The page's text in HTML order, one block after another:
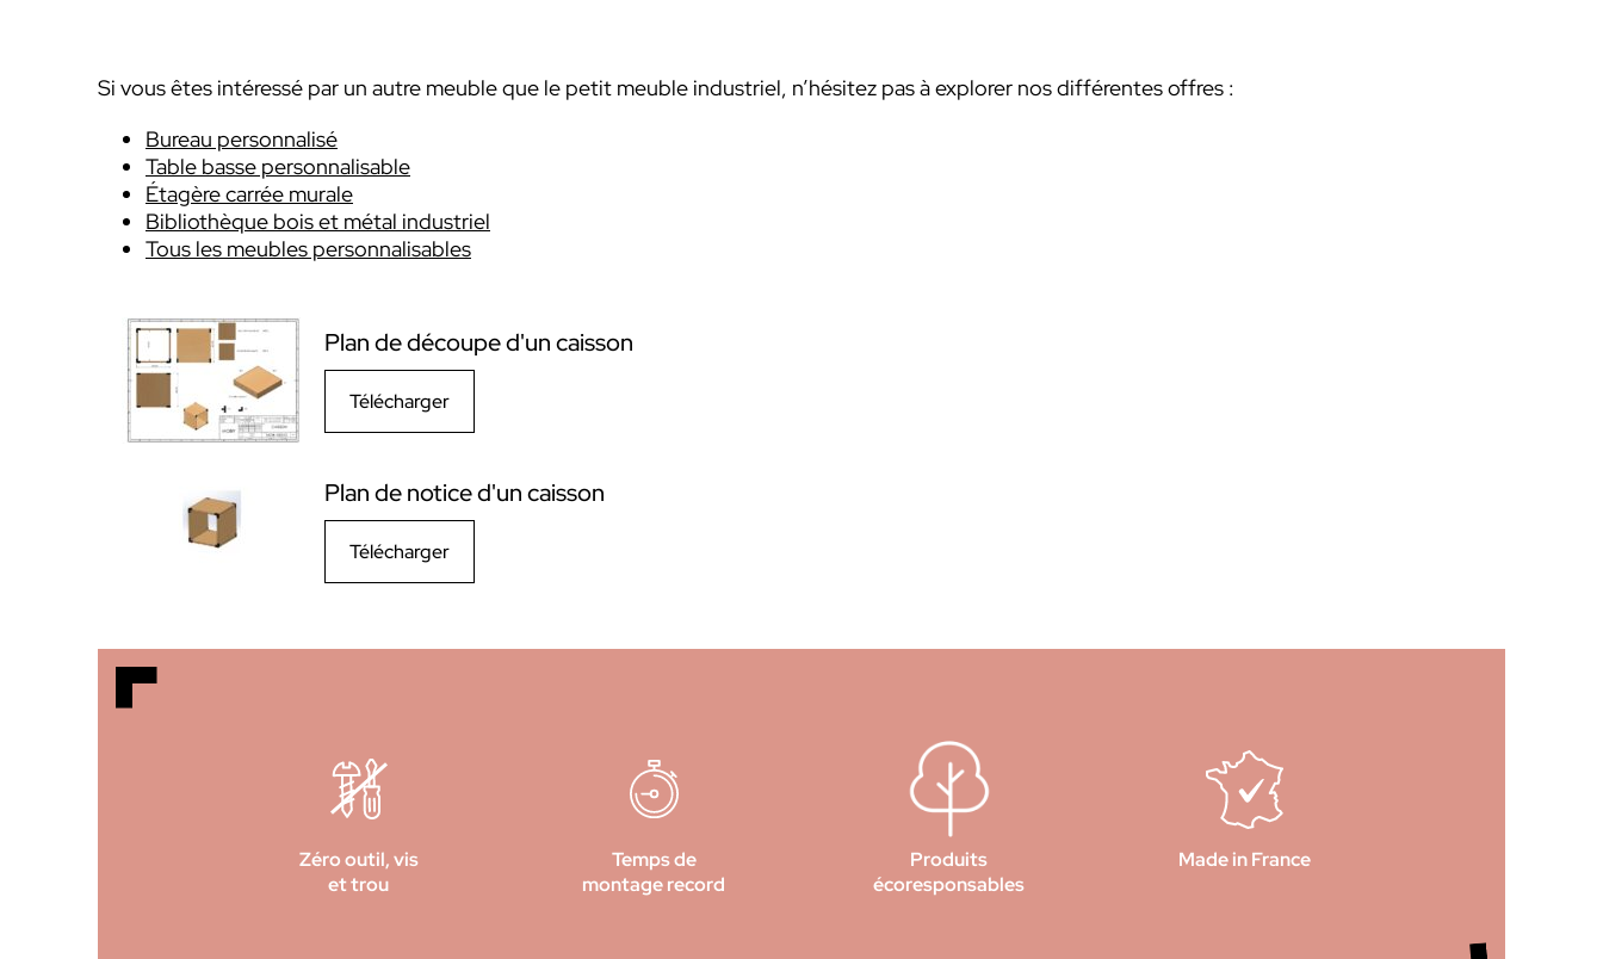
Si vous êtes intéressé par un autre meuble que le petit meuble industriel, n’hésitez pas à explorer nos différentes offres :
Bureau personnalisé
Table basse personnalisable
Étagère carrée murale
Bibliothèque bois et métal industriel
Tous les meubles personnalisables
Plan de découpe d'un caisson
Télécharger
Plan de notice d'un caisson
Télécharger
Zéro outil, vis
et trou
Temps de
montage record
Produits
écoresponsables
Made in France